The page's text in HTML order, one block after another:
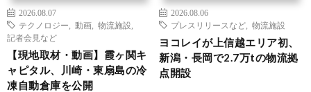
2026.08.07
テクノロジー
動画 物流施設
記者会見など
【現地取材・動画】霞ヶ関キ
ャピタル、川崎・東扇島の冷
凍自動倉庫を公開
2026.08.06
プレスリリースなど
物流施設
ヨコレイが上信越エリア初、
新潟・長岡で2.7万tの物流拠
点開設